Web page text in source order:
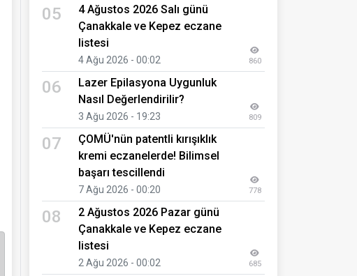
05
4 Ağustos 2026 Salı günü
Çanakkale ve Kepez eczane
listesi
4 Ağu 2026 - 00:02 860
06
Lazer Epilasyona Uygunluk
Nasıl Değerlendirilir?
3 Ağu 2026 - 19:23 809
07
ÇOMÜ'nün patentli kırışıklık
kremi eczanelerde! Bilimsel
başarı tescillendi
7 Ağu 2026 - 00:20 778
08
2 Ağustos 2026 Pazar günü
Çanakkale ve Kepez eczane
listesi
2 Ağu 2026 - 00:02 685